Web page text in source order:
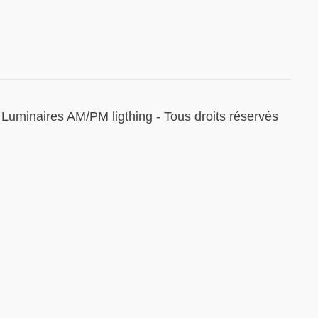
Luminaires AM/PM ligthing - Tous droits réservés